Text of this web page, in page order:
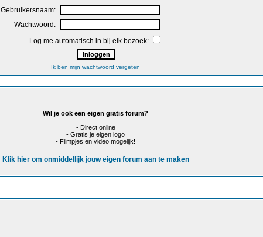
Gebruikersnaam:
Wachtwoord:
Log me automatisch in bij elk bezoek:
Ik ben mijn wachtwoord vergeten
Wil je ook een eigen gratis forum?
- Direct online
- Gratis je eigen logo
- Filmpjes en video mogelijk!
Klik hier om onmiddellijk jouw eigen forum aan te maken